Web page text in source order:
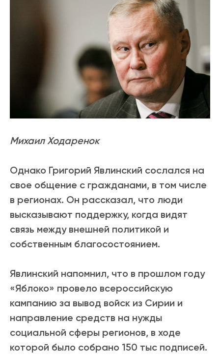
Михаил Ходаренок
Однако Григорий Явлинский сослался на
свое общение с гражданами, в том числе
в регионах. Он рассказал, что люди
высказывают поддержку, когда видят
связь между внешней политикой и
собственным благосостоянием.
Явлинский напомнил, что в прошлом году
«Яблоко» провело всероссийскую
кампанию за вывод войск из Сирии и
направление средств на нужды
социальной сферы регионов, в ходе
которой было собрано 150 тыс подписей.